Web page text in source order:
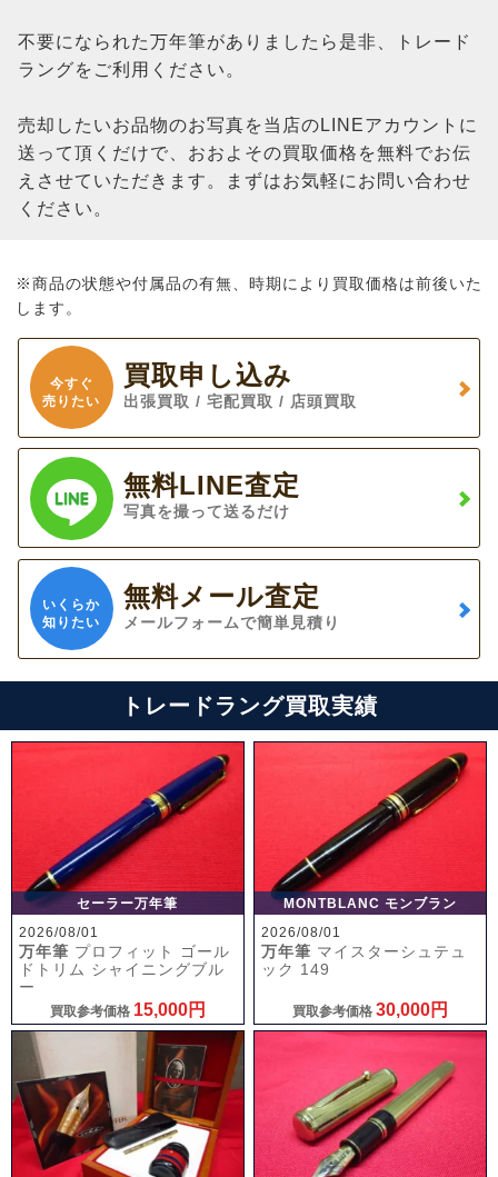
不要になられた万年筆がありましたら是非、トレード
ラングをご利用ください。
売却したいお品物のお写真を当店のLINEアカウントに
送って頂くだけで、おおよその買取価格を無料でお伝
えさせていただきます。まずはお気軽にお問い合わせ
ください。
※商品の状態や付属品の有無、時期により買取価格は前後いた
します。
今すぐ
売りたい
買取申し込み
出張買取 / 宅配買取 / 店頭買取
無料LINE査定
写真を撮って送るだけ
いくらか
知りたい
無料メール査定
メールフォームで簡単見積り
トレードラング買取実績
セーラー万年筆
2026/08/01
万年筆 プロフィット ゴール
ドトリム シャイニングブル
ー
買取参考価格 15,000円
MONTBLANC モンブラン
2026/08/01
万年筆 マイスターシュテュ
ック 149
買取参考価格30,000円